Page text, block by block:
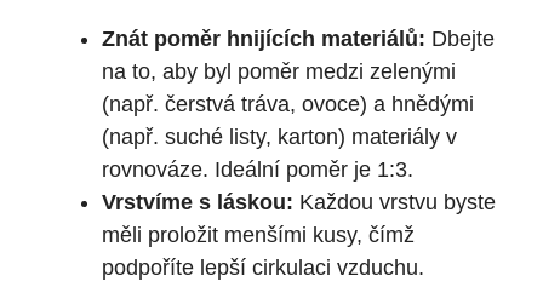
Znát poměr hnijících materiálů: Dbejte
na to, aby byl poměr medzi zelenými
(např. čerstvá tráva, ovoce) a hnědými
(např. suché listy, karton) materiály v
rovnováze. Ideální poměr je 1:3.
Vrstvíme s láskou: Každou vrstvu byste
měli proložit menšími kusy, čímž
podpoříte lepší cirkulaci vzduchu.